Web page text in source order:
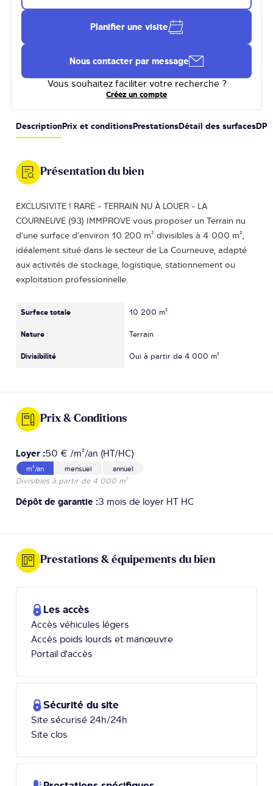
Planifier une visite
Nous contacter par message
Vous souhaitez faciliter votre recherche ?
Créez un compte
Description Prix et conditions Prestations Détail des surfaces DPE
Présentation du bien
EXCLUSIVITE ! RARE - TERRAIN NU À LOUER - LA
COURNEUVE (93) IMMPROVE vous proposer un Terrain nu
d’une surface d’environ 10 200 m² divisibles à 4 000 m²,
idéalement situé dans le secteur de La Courneuve, adapté
aux activités de stockage, logistique, stationnement ou
exploitation professionnelle.
Surface totale
Nature
Divisibilité
10 200 m²
Terrain
Oui à partir de 4 000 m²
Prix & Conditions
Loyer :50 € /m²/an (HT/HC)
m²/an mensuel annuel
Divisibles à partir de 4 000 m²
Dépôt de garantie :3 mois de loyer HT HC
Prestations & équipements du bien
Les accès
Accès véhicules légers
Accès poids lourds et manœuvre
Portail d'accès
Sécurité du site
Site sécurisé 24h/24h
Site clos